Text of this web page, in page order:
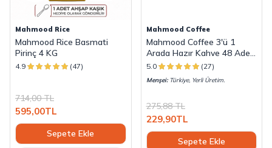
Mahmood Rice
Mahmood Rice Basmati
Pirinç 4 KG
4.9 (47)
714,00TL
595,00TL
Sepete Ekle
Mahmood Coffee
Mahmood Coffee 3'ü 1
Arada Hazır Kahve 48 Adet
x 18 G
5.0 (27)
Menşei:Türkiye, Yerli Üretim.
275,88TL
229,90TL
Sepete Ekle